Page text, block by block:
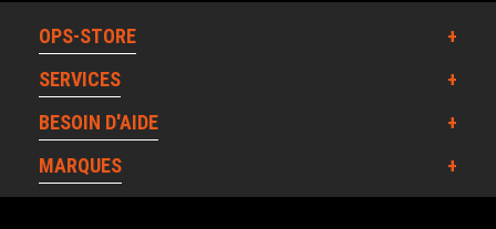
OPS-STORE
SERVICES
BESOIN D'AIDE
MARQUES